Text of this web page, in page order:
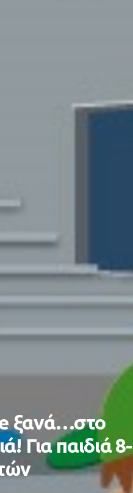
ξανά…στο
Για παιδιά 8-